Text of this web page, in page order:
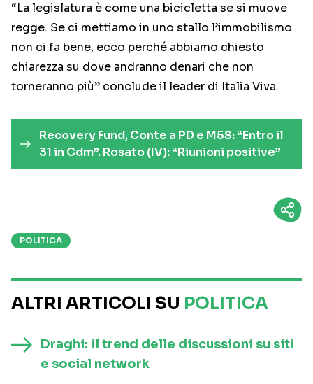
“La legislatura è come una bicicletta se si muove
regge. Se ci mettiamo in uno stallo l’immobilismo
non ci fa bene, ecco perché abbiamo chiesto
chiarezza su dove andranno denari che non
torneranno più” conclude il leader di Italia Viva.
Recovery Fund, Conte a PD e M5S: “Entro il
31 in Cdm”. Rosato (IV): “Riunioni positive”
POLITICA
ALTRI ARTICOLI SU POLITICA
Draghi: il trend delle discussioni su siti
e social network